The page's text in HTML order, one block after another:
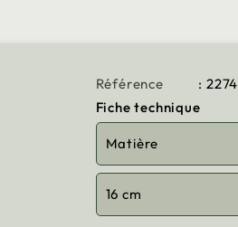
Référence
:
Fiche technique
Matière
16 cm